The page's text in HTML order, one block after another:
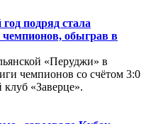
подряд стала
чемпионов, обыграв в
«Перуджи» в
чемпионов со счётом 3:0
«Заверце».